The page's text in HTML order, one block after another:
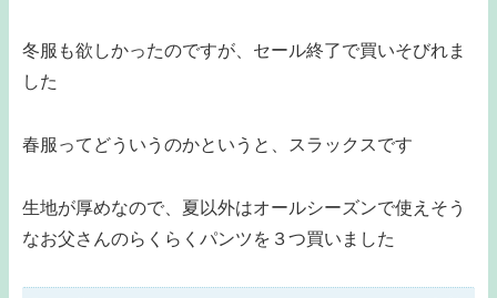
冬服も欲しかったのですが、セール終了で買いそびれま
した
春服ってどういうのかというと、スラックスです
生地が厚めなので、夏以外はオールシーズンで使えそう
なお父さんのらくらくパンツを３つ買いました